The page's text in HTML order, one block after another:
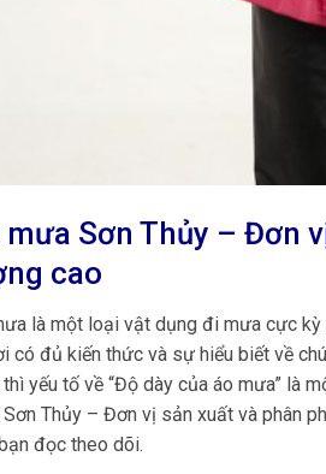
mưa Sơn Thủy – Đơn
cao
là một loại vật dụng đi mưa cực
có đủ kiến thức và sự hiểu biết về
yếu tố về “Độ dày của áo mưa” là
Thủy – Đơn vị sản xuất và phân
đọc theo dõi.